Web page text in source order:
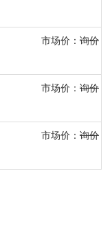
市场价： 询价
市场价： 询价
市场价： 询价